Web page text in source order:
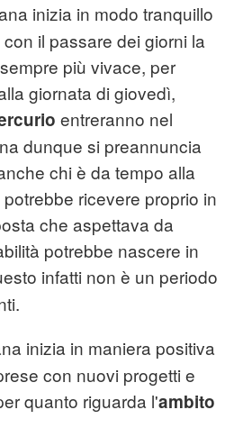
inizia in modo tranquillo
il passare dei giorni la
più vivace, per
giornata di giovedì,
entreranno nel
dunque si preannuncia
chi è da tempo alla
ricevere proprio in
che aspettava da
potrebbe nascere in
infatti non è un periodo
inizia in maniera positiva
con nuovi progetti e
quanto riguarda l'ambito